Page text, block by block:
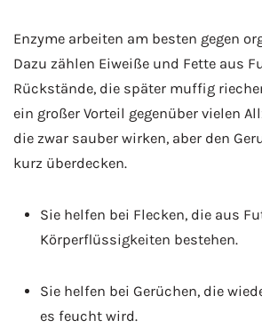
Enzyme arbeiten am besten gegen
Dazu zählen Eiweiße und Fette aus
Rückstände, die später muffig
ein großer Vorteil gegenüber vielen
die zwar sauber wirken, aber den
kurz überdecken.
Sie helfen bei Flecken, die aus
Körperflüssigkeiten bestehen.
Sie helfen bei Gerüchen, die
es feucht wird.